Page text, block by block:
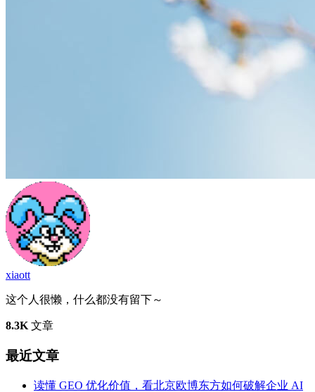
xiaott
这个人很懒，什么都没有留下～
8.3K 文章
最近文章
读懂 GEO 优化价值，看北京欧博东方如何破解企业 AI